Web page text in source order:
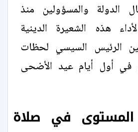
الدولة والمسؤولين منذ
هذه الشعيرة الدينية
الرئيس السيسي لحظات
في أول أيام عيد الأضحى
في صلاة